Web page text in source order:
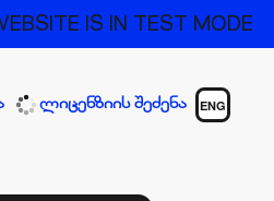
IS IN TEST MODE
ლიცენზიის შეძენა ENG